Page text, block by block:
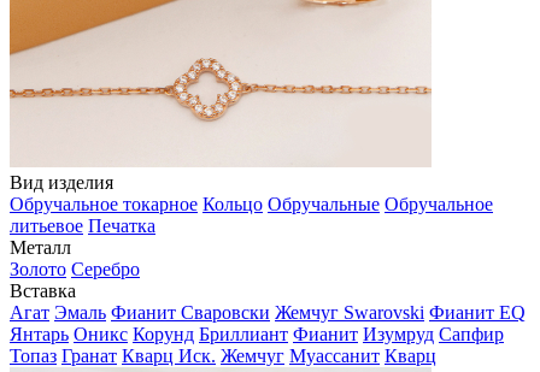
Вид изделия
Обручальное токарное Кольцо Обручальные Обручальное
литьевое Печатка
Металл
Золото Серебро
Вставка
Агат Эмаль Фианит Сваровски Жемчуг Swarovski Фианит EQ
Янтарь Оникс Корунд Бриллиант Фианит Изумруд Сапфир
Топаз Гранат Кварц Иск. Жемчуг Муассанит Кварц